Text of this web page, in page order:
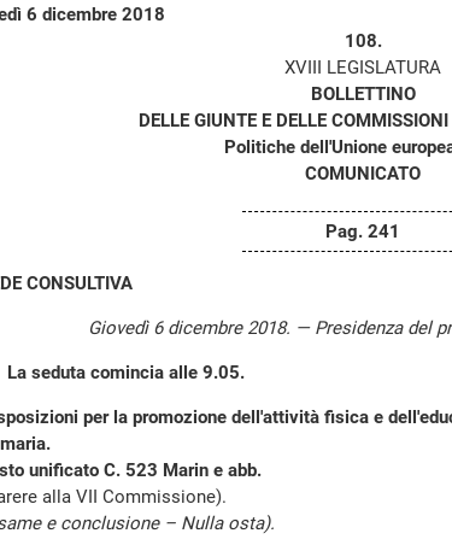
6 dicembre 2018
108.
XVIII LEGISLATURA
BOLLETTINO
DELLE GIUNTE E DELLE
Politiche dell'Unione
COMUNICATO
Pag. 241
CONSULTIVA
Giovedì 6 dicembre 2018. — Presidenza del
La seduta comincia alle 9.05.
per la promozione dell'attività fisica e
unificato C. 523 Marin e abb.
alla VII Commissione).
e conclusione – Nulla osta).